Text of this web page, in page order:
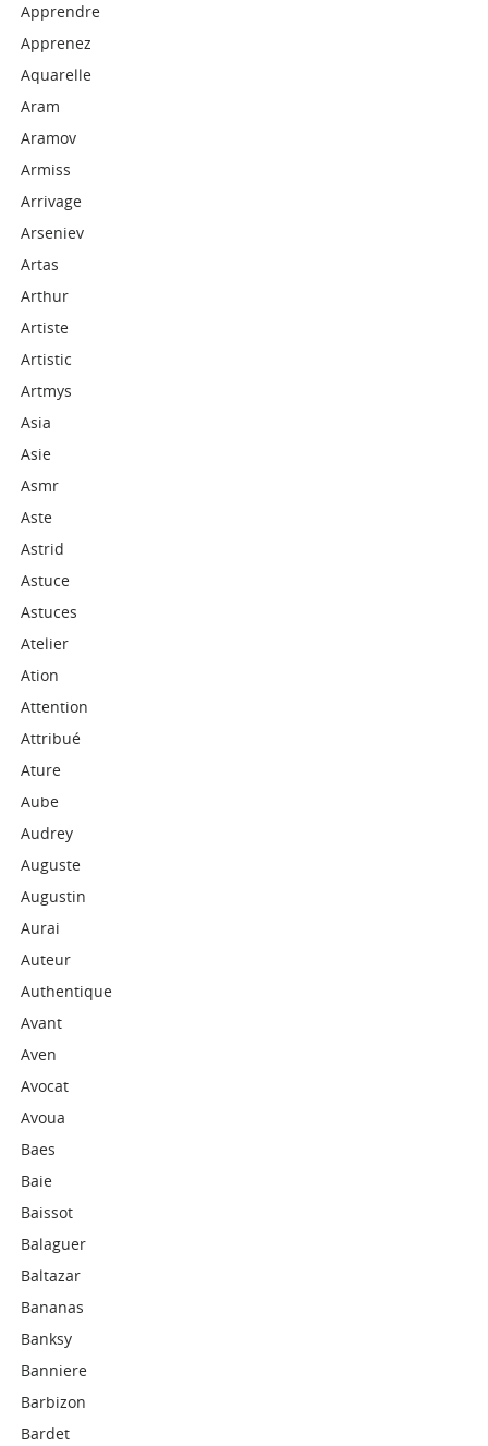
Apprendre
Apprenez
Aquarelle
Aram
Aramov
Armiss
Arrivage
Arseniev
Artas
Arthur
Artiste
Artistic
Artmys
Asia
Asie
Asmr
Aste
Astrid
Astuce
Astuces
Atelier
Ation
Attention
Attribué
Ature
Aube
Audrey
Auguste
Augustin
Aurai
Auteur
Authentique
Avant
Aven
Avocat
Avoua
Baes
Baie
Baissot
Balaguer
Baltazar
Bananas
Banksy
Banniere
Barbizon
Bardet